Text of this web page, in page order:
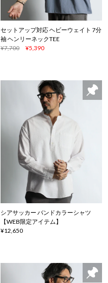
セットアップ対応 ヘビーウェイト 7分
袖 ヘンリーネックTEE
¥7,700
¥5,390
シアサッカー バンドカラーシャツ
【WEB限定アイテム】
¥12,650